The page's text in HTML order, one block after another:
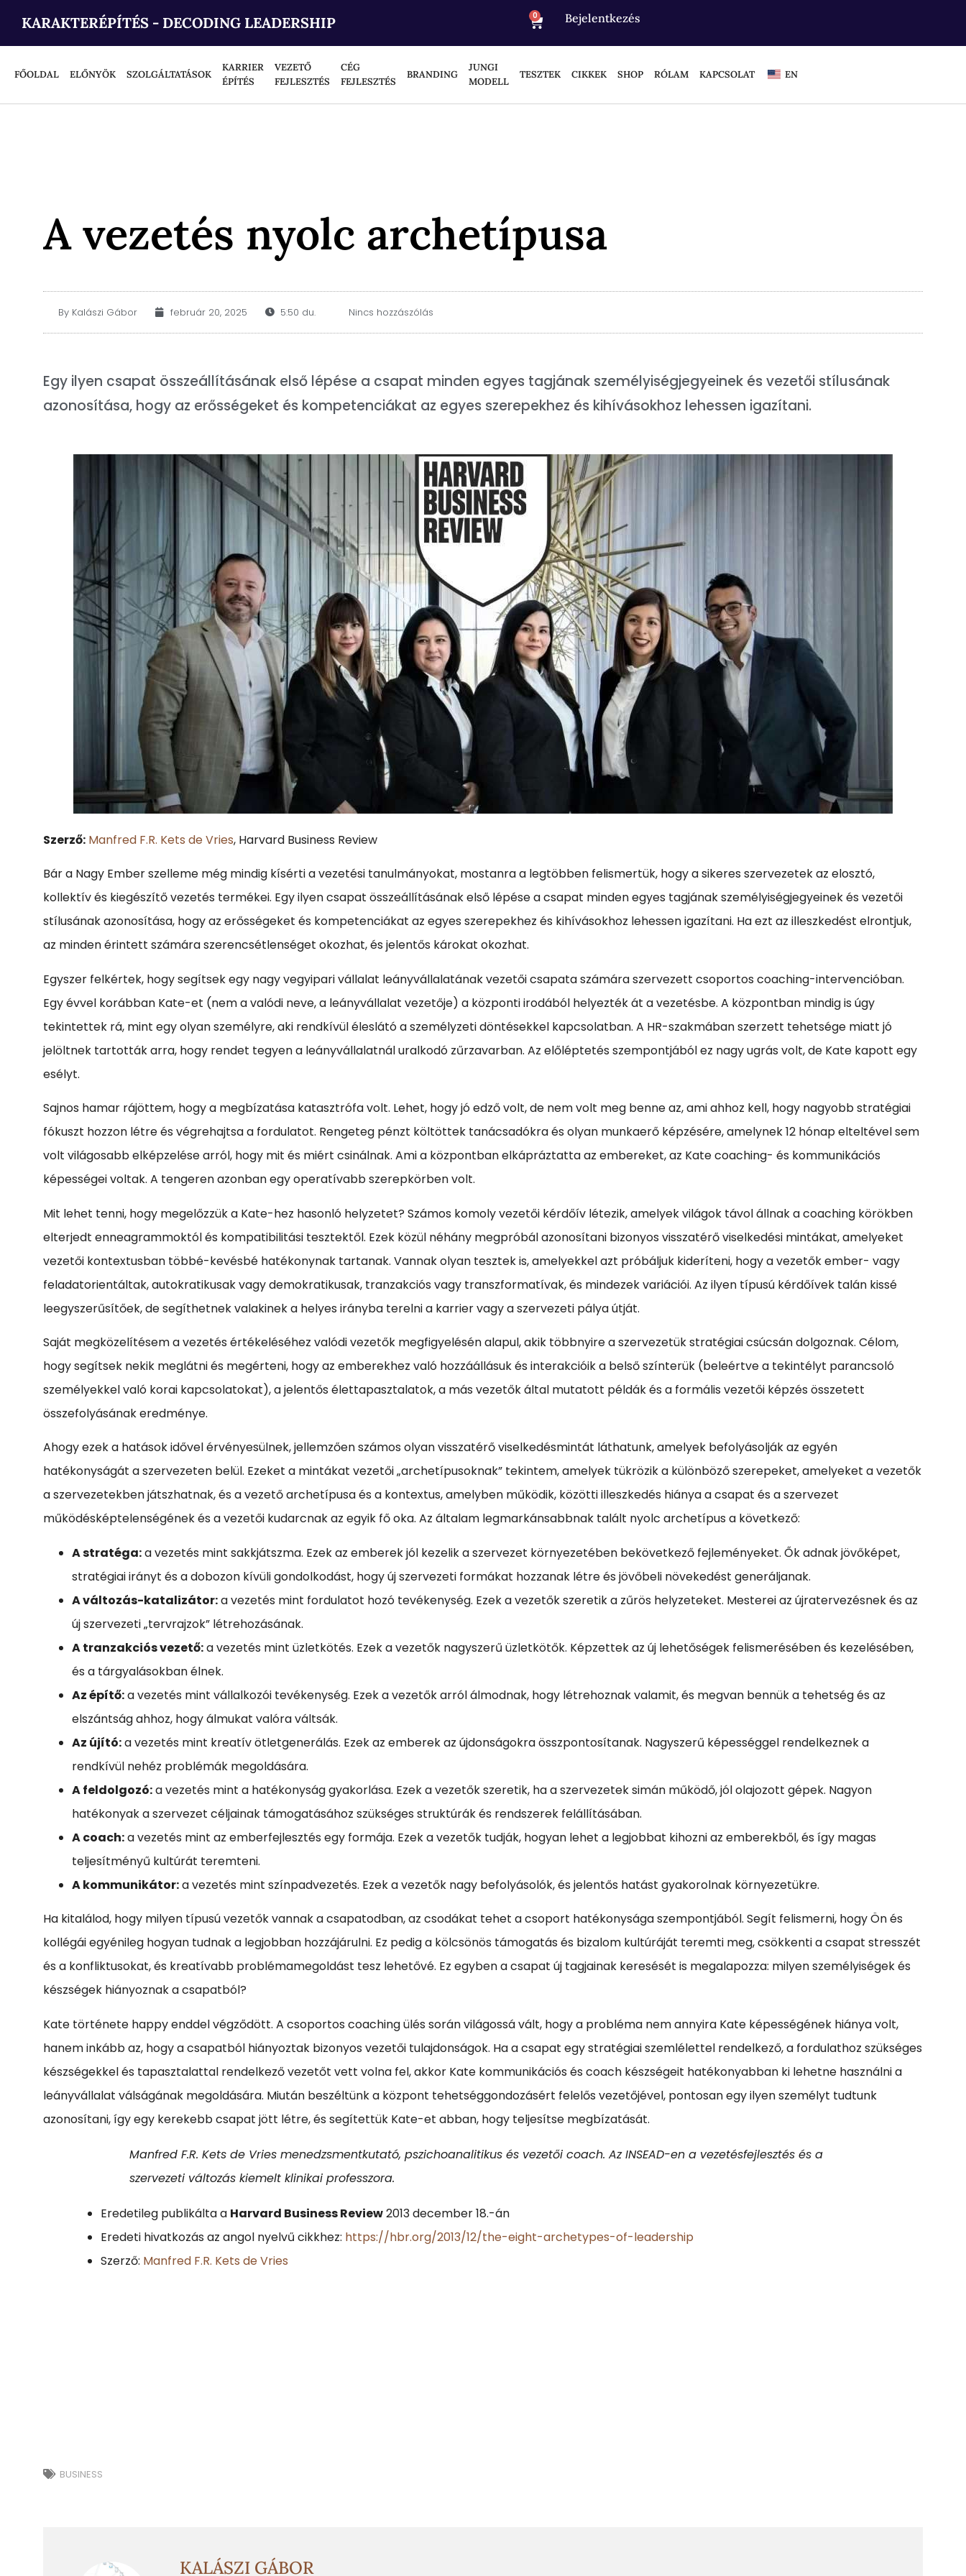
KARAKTERÉPÍTÉS - DECODING LEADERSHIP 0 Bejelentkezés
FŐOLDAL ELŐNYÖK SZOLGÁLTATÁSOK
KARRIER
ÉPÍTÉS
VEZETŐ
FEJLESZTÉS
CÉG
FEJLESZTÉS
BRANDING
JUNGI
MODELL
TESZTEK CIKKEK SHOP RÓLAM KAPCSOLAT EN
A vezetés nyolc archetípusa
By Kalászi Gábor február 20, 2025 5:50 du. Nincs hozzászólás
Egy ilyen csapat összeállításának első lépése a csapat minden egyes tagjának személyiségjegyeinek és vezetői stílusának
azonosítása, hogy az erősségeket és kompetenciákat az egyes szerepekhez és kihívásokhoz lehessen igazítani.
Szerző: Manfred F.R. Kets de Vries, Harvard Business Review
Bár a Nagy Ember szelleme még mindig kísérti a vezetési tanulmányokat, mostanra a legtöbben felismertük, hogy a sikeres szervezetek az elosztó,
kollektív és kiegészítő vezetés termékei. Egy ilyen csapat összeállításának első lépése a csapat minden egyes tagjának személyiségjegyeinek és vezetői
stílusának azonosítása, hogy az erősségeket és kompetenciákat az egyes szerepekhez és kihívásokhoz lehessen igazítani. Ha ezt az illeszkedést elrontjuk,
az minden érintett számára szerencsétlenséget okozhat, és jelentős károkat okozhat.
Egyszer felkértek, hogy segítsek egy nagy vegyipari vállalat leányvállalatának vezetői csapata számára szervezett csoportos coaching-intervencióban.
Egy évvel korábban Kate-et (nem a valódi neve, a leányvállalat vezetője) a központi irodából helyezték át a vezetésbe. A központban mindig is úgy
tekintettek rá, mint egy olyan személyre, aki rendkívül éleslátó a személyzeti döntésekkel kapcsolatban. A HR-szakmában szerzett tehetsége miatt jó
jelöltnek tartották arra, hogy rendet tegyen a leányvállalatnál uralkodó zűrzavarban. Az előléptetés szempontjából ez nagy ugrás volt, de Kate kapott egy
esélyt.
Sajnos hamar rájöttem, hogy a megbízatása katasztrófa volt. Lehet, hogy jó edző volt, de nem volt meg benne az, ami ahhoz kell, hogy nagyobb stratégiai
fókuszt hozzon létre és végrehajtsa a fordulatot. Rengeteg pénzt költöttek tanácsadókra és olyan munkaerő képzésére, amelynek 12 hónap elteltével sem
volt világosabb elképzelése arról, hogy mit és miért csinálnak. Ami a központban elkápráztatta az embereket, az Kate coaching- és kommunikációs
képességei voltak. A tengeren azonban egy operatívabb szerepkörben volt.
Mit lehet tenni, hogy megelőzzük a Kate-hez hasonló helyzetet? Számos komoly vezetői kérdőív létezik, amelyek világok távol állnak a coaching körökben
elterjedt enneagrammoktól és kompatibilitási tesztektől. Ezek közül néhány megpróbál azonosítani bizonyos visszatérő viselkedési mintákat, amelyeket
vezetői kontextusban többé-kevésbé hatékonynak tartanak. Vannak olyan tesztek is, amelyekkel azt próbáljuk kideríteni, hogy a vezetők ember- vagy
feladatorientáltak, autokratikusak vagy demokratikusak, tranzakciós vagy transzformatívak, és mindezek variációi. Az ilyen típusú kérdőívek talán kissé
leegyszerűsítőek, de segíthetnek valakinek a helyes irányba terelni a karrier vagy a szervezeti pálya útját.
Saját megközelítésem a vezetés értékeléséhez valódi vezetők megfigyelésén alapul, akik többnyire a szervezetük stratégiai csúcsán dolgoznak. Célom,
hogy segítsek nekik meglátni és megérteni, hogy az emberekhez való hozzáállásuk és interakcióik a belső színterük (beleértve a tekintélyt parancsoló
személyekkel való korai kapcsolatokat), a jelentős élettapasztalatok, a más vezetők által mutatott példák és a formális vezetői képzés összetett
összefolyásának eredménye.
Ahogy ezek a hatások idővel érvényesülnek, jellemzően számos olyan visszatérő viselkedésmintát láthatunk, amelyek befolyásolják az egyén
hatékonyságát a szervezeten belül. Ezeket a mintákat vezetői „archetípusoknak” tekintem, amelyek tükrözik a különböző szerepeket, amelyeket a vezetők
a szervezetekben játszhatnak, és a vezető archetípusa és a kontextus, amelyben működik, közötti illeszkedés hiánya a csapat és a szervezet
működésképtelenségének és a vezetői kudarcnak az egyik fő oka. Az általam legmarkánsabbnak talált nyolc archetípus a következő:
A stratéga:a vezetés mint sakkjátszma. Ezek az emberek jól kezelik a szervezet környezetében bekövetkező fejleményeket. Ők adnak jövőképet,
stratégiai irányt és a dobozon kívüli gondolkodást, hogy új szervezeti formákat hozzanak létre és jövőbeli növekedést generáljanak.
A változás-katalizátor:a vezetés mint fordulatot hozó tevékenység. Ezek a vezetők szeretik a zűrös helyzeteket. Mesterei az újratervezésnek és az
új szervezeti „tervrajzok” létrehozásának.
A tranzakciós vezető:a vezetés mint üzletkötés. Ezek a vezetők nagyszerű üzletkötők. Képzettek az új lehetőségek felismerésében és kezelésében,
és a tárgyalásokban élnek.
Az építő:a vezetés mint vállalkozói tevékenység. Ezek a vezetők arról álmodnak, hogy létrehoznak valamit, és megvan bennük a tehetség és az
elszántság ahhoz, hogy álmukat valóra váltsák.
Az újító:a vezetés mint kreatív ötletgenerálás. Ezek az emberek az újdonságokra összpontosítanak. Nagyszerű képességgel rendelkeznek a
rendkívül nehéz problémák megoldására.
A feldolgozó:a vezetés mint a hatékonyság gyakorlása. Ezek a vezetők szeretik, ha a szervezetek simán működő, jól olajozott gépek. Nagyon
hatékonyak a szervezet céljainak támogatásához szükséges struktúrák és rendszerek felállításában.
A coach:a vezetés mint az emberfejlesztés egy formája. Ezek a vezetők tudják, hogyan lehet a legjobbat kihozni az emberekből, és így magas
teljesítményű kultúrát teremteni.
A kommunikátor:a vezetés mint színpadvezetés. Ezek a vezetők nagy befolyásolók, és jelentős hatást gyakorolnak környezetükre.
Ha kitalálod, hogy milyen típusú vezetők vannak a csapatodban, az csodákat tehet a csoport hatékonysága szempontjából. Segít felismerni, hogy Ön és
kollégái egyénileg hogyan tudnak a legjobban hozzájárulni. Ez pedig a kölcsönös támogatás és bizalom kultúráját teremti meg, csökkenti a csapat stresszét
és a konfliktusokat, és kreatívabb problémamegoldást tesz lehetővé. Ez egyben a csapat új tagjainak keresését is megalapozza: milyen személyiségek és
készségek hiányoznak a csapatból?
Kate története happy enddel végződött. A csoportos coaching ülés során világossá vált, hogy a probléma nem annyira Kate képességének hiánya volt,
hanem inkább az, hogy a csapatból hiányoztak bizonyos vezetői tulajdonságok. Ha a csapat egy stratégiai szemlélettel rendelkező, a fordulathoz szükséges
készségekkel és tapasztalattal rendelkező vezetőt vett volna fel, akkor Kate kommunikációs és coach készségeit hatékonyabban ki lehetne használni a
leányvállalat válságának megoldására. Miután beszéltünk a központ tehetséggondozásért felelős vezetőjével, pontosan egy ilyen személyt tudtunk
azonosítani, így egy kerekebb csapat jött létre, és segítettük Kate-et abban, hogy teljesítse megbízatását.
Manfred F.R. Kets de Vries menedzsmentkutató, pszichoanalitikus és vezetői coach. Az INSEAD-en a vezetésfejlesztés és a
szervezeti változás kiemelt klinikai professzora.
Eredetileg publikálta a Harvard Business Review2013 december 18.-án
Eredeti hivatkozás az angol nyelvű cikkhez: https://hbr.org/2013/12/the-eight-archetypes-of-leadership
Szerző: Manfred F.R. Kets de Vries
BUSINESS
KALÁSZI GÁBOR